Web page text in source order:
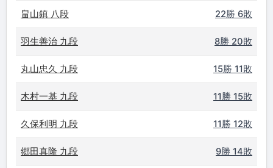
畠山鎮 八段 22勝 6敗
羽生善治 九段 8勝 20敗
丸山忠久 九段 15勝 11敗
木村一基 九段 11勝 15敗
久保利明 九段 11勝 12敗
郷田真隆 九段 9勝 14敗